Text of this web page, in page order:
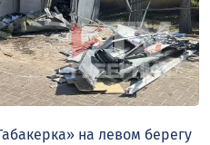
на левом берегу